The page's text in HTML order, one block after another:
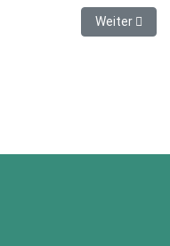
Nächster
Weiter